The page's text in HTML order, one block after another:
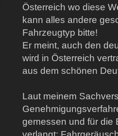
Österreich wo diese
kann alles andere
Fahrzeugtyp bitte!
Er meint, auch den
wird in Österreich
aus dem schönen
Laut meinem
gemessen und für die